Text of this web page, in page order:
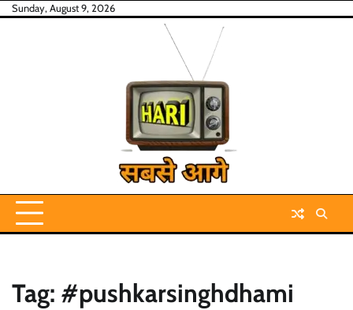
SkipSunday, August 9, 2026
Tag: #pushkarsinghdhami